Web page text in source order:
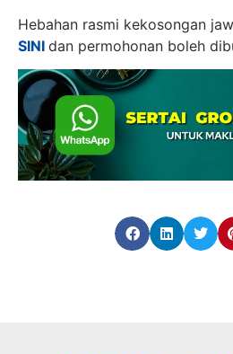
Hebahan rasmi kekosongan
SINI dan permohonan boleh